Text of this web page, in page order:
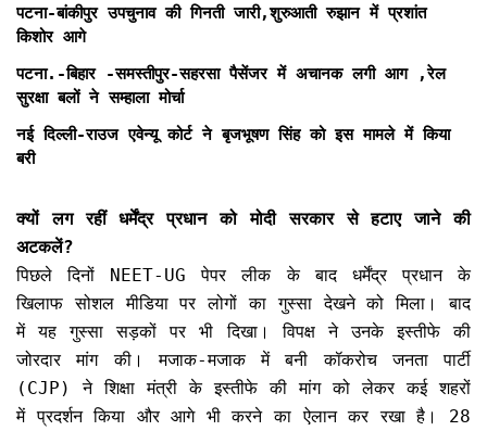
पटना-बांकीपुर उपचुनाव की गिनती जारी,शुरुआती रुझान में प्रशांत
किशोर आगे
पटना.-बिहार -समस्तीपुर-सहरसा पैसेंजर में अचानक लगी आग ,रेल
सुरक्षा बलों ने सम्हाला मोर्चा
नई दिल्ली-राउज एवेन्यू कोर्ट ने बृजभूषण सिंह को इस मामले में किया
बरी
क्यों लग रहीं धर्मेंद्र प्रधान को मोदी सरकार से हटाए जाने की
अटकलें?
पिछले दिनों NEET-UG पेपर लीक के बाद धर्मेंद्र प्रधान के
खिलाफ सोशल मीडिया पर लोगों का गुस्सा देखने को मिला। बाद
में यह गुस्सा सड़कों पर भी दिखा। विपक्ष ने उनके इस्तीफे की
जोरदार मांग की। मजाक-मजाक में बनी कॉकरोच जनता पार्टी
(CJP) ने शिक्षा मंत्री के इस्तीफे की मांग को लेकर कई शहरों
में प्रदर्शन किया और आगे भी करने का ऐलान कर रखा है। 28